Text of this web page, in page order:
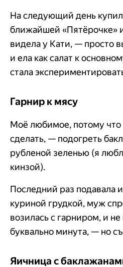
На следующий день
ближайшей «Пятёрочке» и
видела у Кати, — просто
и ела как салат к
стала
Гарнир к мясу
Моё любимое, потому что
сделать, — подогреть
рубленой зеленью (я
кинзой).
Последний раз подавала
куриной грудкой, муж
возилась с гарниром, и
буквально минута, — но
Яичница с